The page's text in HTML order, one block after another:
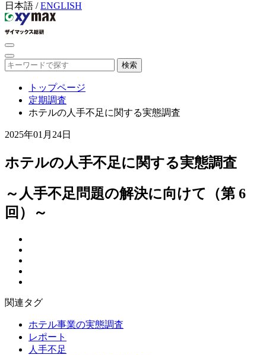
日本語 /ENGLISH
検索
トップページ
定期調査
ホテルの人手不足に関する実態調査
2025年01月24日
ホテルの人手不足に関する実態調査
～人手不足問題の解決に向けて（第 6
回）～
関連タグ
ホテル事業の実態調査
レポート
人手不足